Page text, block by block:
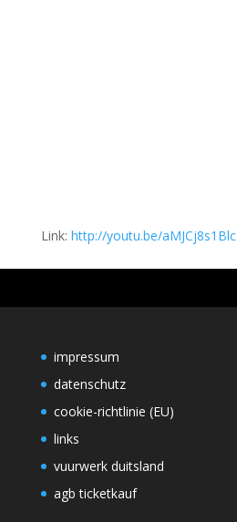
Link: http://youtu.be/aMJCj8s1Blc
impressum
datenschutz
cookie-richtlinie (EU)
links
vuurwerk duitsland
agb ticketkauf